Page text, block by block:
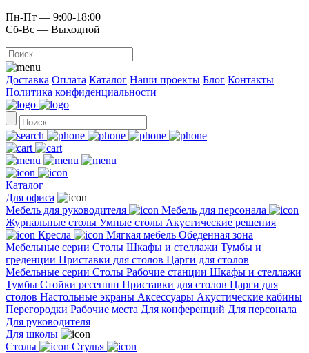
Пн-Пт — 9:00-18:00
Сб-Вс — Выходной
Доставка Оплата Каталог Наши проекты Блог Контакты
Политика конфиденциальности
Каталог
Для офиса
Мебель для руководителя
Мебель для персонала
Журнальные столы Умные столы Акустические решения
Кресла
Мягкая мебель Обеденная зона
Мебельные серии Столы Шкафы и стеллажи Тумбы и
греденции Приставки для столов Царги для столов
Мебельные серии Столы Рабочие станции Шкафы и стеллажи
Тумбы Стойки ресепшн Приставки для столов Царги для
столов Настольные экраны Аксессуары Акустические кабины
Перегородки Рабочие места Для конференций Для персонала
Для руководителя
Для школы
Столы
Стулья